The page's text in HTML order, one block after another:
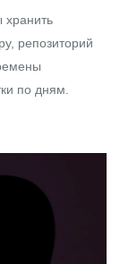
хранить
репозиторий
по дням.